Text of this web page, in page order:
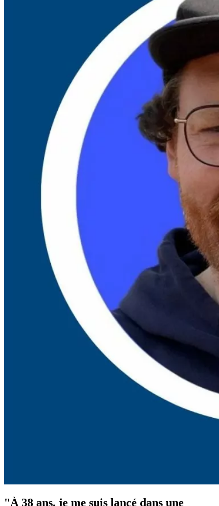
"À 38 ans, je me suis lancé dans une